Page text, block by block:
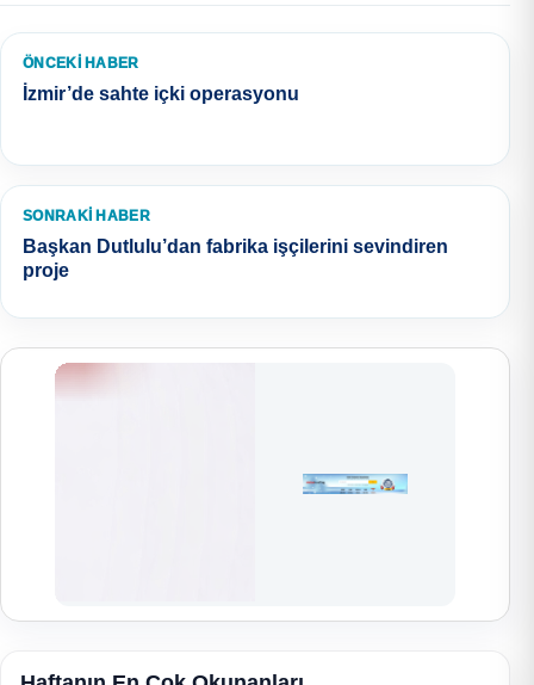
ÖNCEKI HABER
İzmir’de sahte içki operasyonu
SONRAKI HABER
Başkan Dutlulu’dan fabrika işçilerini sevindiren
proje